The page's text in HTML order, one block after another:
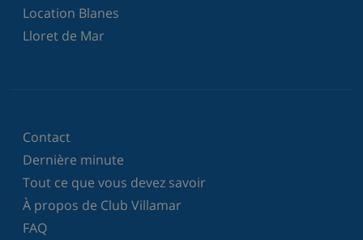
Location Blanes
Lloret de Mar
Contact
Dernière minute
Tout ce que vous devez savoir
À propos de Club Villamar
FAQ